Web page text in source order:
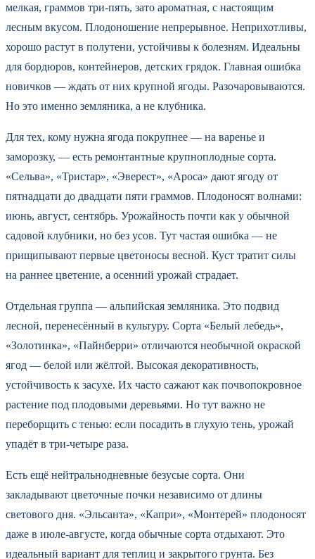
мелкая, граммов три-пять, зато ароматная, с настоящим
лесным вкусом. Плодоношение непрерывное. Неприхотливы,
хорошо растут в полутени, устойчивы к болезням. Идеальны
для бордюров, контейнеров, детских грядок. Главная ошибка
новичков — ждать от них крупной ягоды. Разочаровываются.
Но это именно земляника, а не клубника.
Для тех, кому нужна ягода покрупнее — на варенье и
заморозку, — есть ремонтантные крупноплодные сорта.
«Сельва», «Тристар», «Эверест», «Ароса» дают ягоду от
пятнадцати до двадцати пяти граммов. Плодоносят волнами:
июнь, август, сентябрь. Урожайность почти как у обычной
садовой клубники, но без усов. Тут частая ошибка — не
прищипывают первые цветоносы весной. Куст тратит силы
на раннее цветение, а осенний урожай страдает.
Отдельная группа — альпийская земляника. Это подвид
лесной, перенесённый в культуру. Сорта «Белый лебедь»,
«Золотинка», «Пайнберри» отличаются необычной окраской
ягод — белой или жёлтой. Высокая декоративность,
устойчивость к засухе. Их часто сажают как почвопокровное
растение под плодовыми деревьями. Но тут важно не
переборщить с тенью: если посадить в глухую тень, урожай
упадёт в три-четыре раза.
Есть ещё нейтральнодневные безусые сорта. Они
закладывают цветочные почки независимо от длины
светового дня. «Эльсанта», «Капри», «Монтерей» плодоносят
даже в июле-августе, когда обычные сорта отдыхают. Это
идеальный вариант для теплиц и закрытого грунта. Без